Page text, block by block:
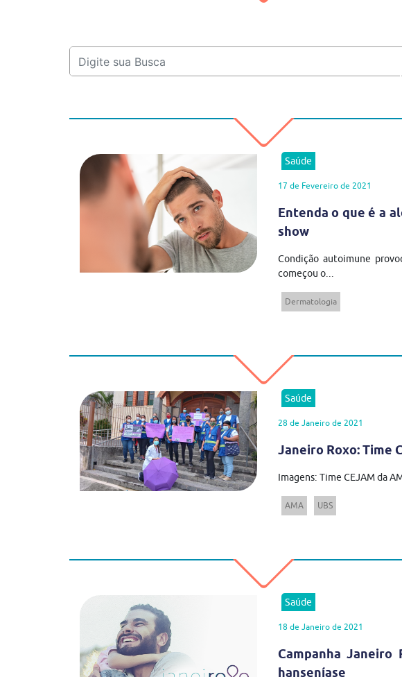
Saúde
17 de Fevereiro de 2021
Entenda o que é a
show
Condição autoimune
começou o...
Dermatologia
Saúde
28 de Janeiro de 2021
Janeiro Roxo: Time
Imagens: Time CEJAM da
AMA UBS
Saúde
18 de Janeiro de 2021
Campanha
hanseníase